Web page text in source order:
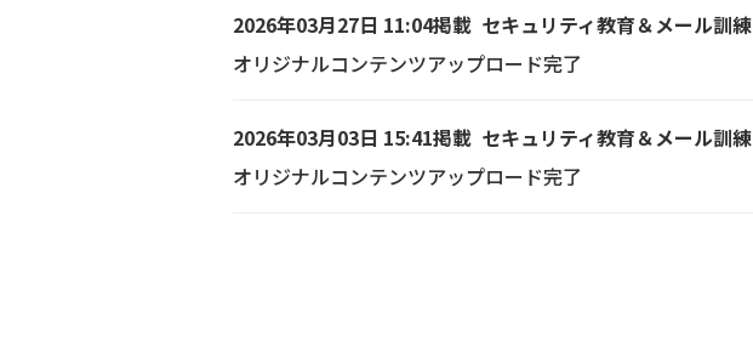
2026年03月27日 11:04掲載 セキュリティ教育＆メール訓練
オリジナルコンテンツアップロード完了
2026年03月03日 15:41掲載 セキュリティ教育＆メール訓練
オリジナルコンテンツアップロード完了